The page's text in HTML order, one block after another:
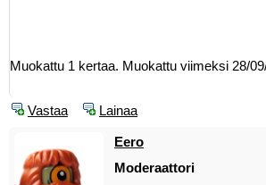
Muokattu 1 kertaa. Muokattu viimeksi 28/
Vastaa Lainaa
Eero
Moderaattori